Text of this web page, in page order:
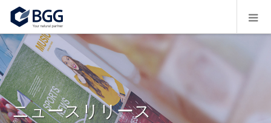
ニュースリリース